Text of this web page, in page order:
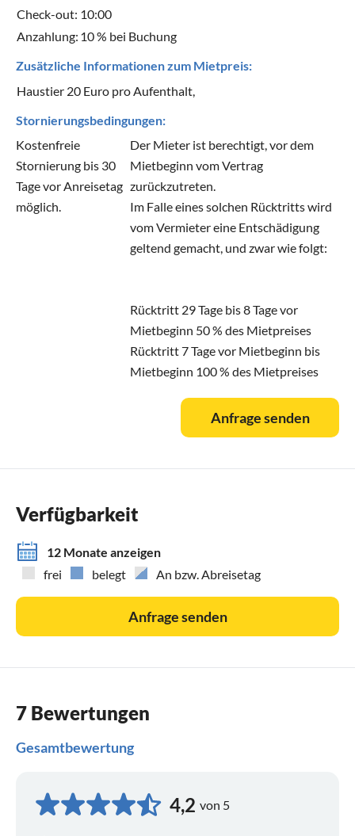
Check-out: 10:00
Anzahlung: 10 % bei Buchung
Zusätzliche Informationen zum Mietpreis:
Haustier 20 Euro pro Aufenthalt,
Stornierungsbedingungen:
Kostenfreie
Stornierung bis 30
Tage vor Anreisetag
möglich.
Der Mieter ist berechtigt, vor dem
Mietbeginn vom Vertrag
zurückzutreten.
Im Falle eines solchen Rücktritts wird
vom Vermieter eine Entschädigung
geltend gemacht, und zwar wie folgt:
Rücktritt 29 Tage bis 8 Tage vor
Mietbeginn 50 % des Mietpreises
Rücktritt 7 Tage vor Mietbeginn bis
Mietbeginn 100 % des Mietpreises
Anfrage senden
Verfügbarkeit
12 Monate anzeigen
frei
belegt An bzw. Abreisetag
Anfrage senden
7 Bewertungen
Gesamtbewertung
4,2 von 5